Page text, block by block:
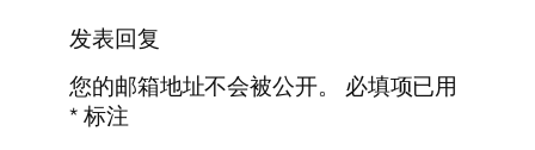
发表回复
您的邮箱地址不会被公开。
必填项已用
*标注